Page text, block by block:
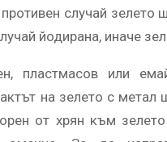
случай
йодирана, иначе
пластмасов или
на зелето с
от хрян към